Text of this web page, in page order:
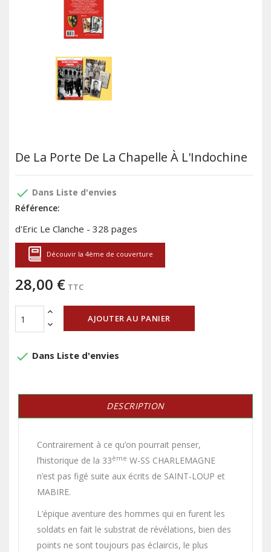
De La Porte De La Chapelle À L'Indochine
done Dans Liste d'envies
Référence:
d'Eric Le Clanche - 328 pages
Découvir la 4ème de couverture
28,00 € TTC
AJOUTER AU PANIER
done Dans Liste d'envies
DESCRIPTION
Contrairement à ce qu’on pourrait penser,
l’historique de la 33ème W-SS CHARLEMAGNE
n’est pas figé suite aux écrits de SAINT-LOUP et
MABIRE.
L’épique aventure des hommes qui en furent les
soldats en fait le substrat de révélations, bien des
points ne sont toujours pas éclaircis, le plus